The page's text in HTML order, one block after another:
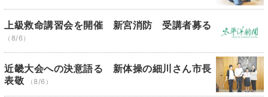
上級救命講習会を開催 新宮消防 受講者募る
（8/6）
近畿大会への決意語る 新体操の細川さん市長
表敬
（8/6）